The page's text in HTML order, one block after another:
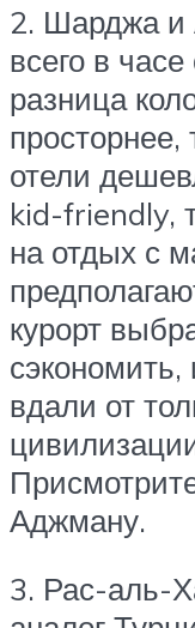
2. Шарджа и
всего в
разница
отели
kid-friendly,
на отдых с
курорт
сэкономить,
вдали от
Аджману.
3. Рас-аль-